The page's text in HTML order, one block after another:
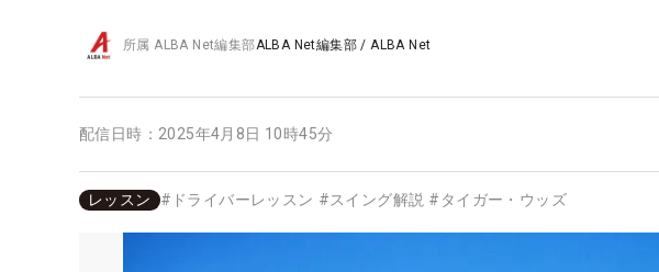
所属ALBA Net編集部ALBA Net編集部 /ALBA Net
配信日時： 2025年4月8日 10時45分
レッスン # ドライバーレッスン #スイング解説 # タイガー・ウッズ